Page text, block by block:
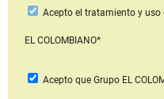
Acepto el tratamiento y uso
EL COLOMBIANO*
Acepto que Grupo EL